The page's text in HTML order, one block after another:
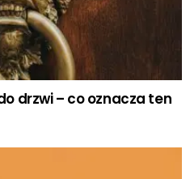
drzwi – co oznacza ten